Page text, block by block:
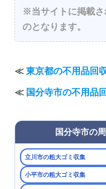
※当サイトに掲載さ
のとなります。
≪ 東京都の不用品回
≪ 国分寺市の不用品
国分寺市の
立川市の粗大ゴミ収集
小平市の粗大ゴミ収集